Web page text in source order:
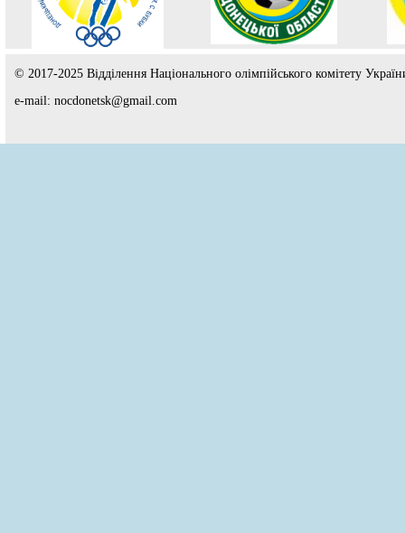
© 2017-2025 Відділення Національного олімпійського комітету
e-mail: nocdonetsk@gmail.com